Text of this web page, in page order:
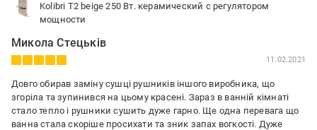
Kolibri T2 beige 250 Вт. керамический с регулятором
мощности
Микола Стецьків
11.02.2021
Довго обирав заміну сушці рушників іншого виробника, що
згоріла та зупинився на цьому красені. Зараз в ванній кімнаті
стало тепло і рушники сушить дуже гарно. Ще одна перевага що
ванна стала скоріше просихати та зник запах вогкості. Дуже